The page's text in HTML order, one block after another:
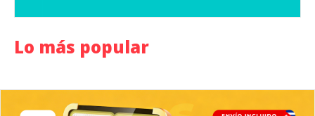
Lo más popular